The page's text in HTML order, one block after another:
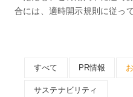
合には、適時開示規則に従っ
すべて PR情報
サステナビリティ